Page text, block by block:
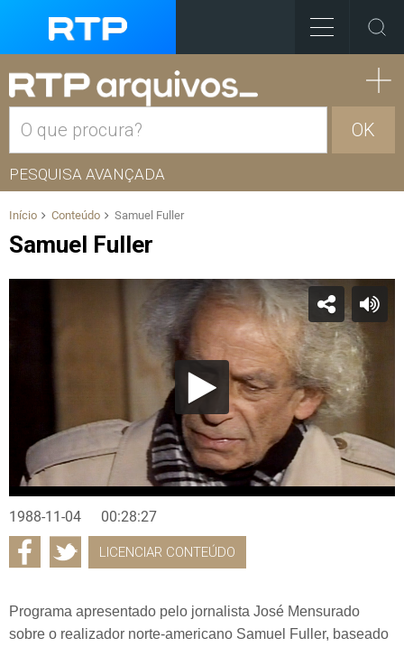
OK
PESQUISA AVANÇADA
Início Conteúdo Samuel Fuller
Samuel Fuller
1988-11-04 00:28:27
LICENCIAR CONTEÚDO
Programa apresentado pelo jornalista José Mensurado
sobre o realizador norte-americano Samuel Fuller, baseado